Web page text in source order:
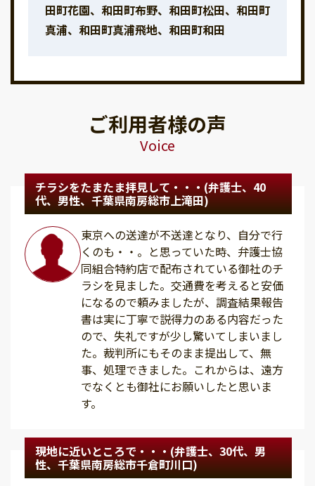
田町花園、和田町布野、和田町松田、和田町
真浦、和田町真浦飛地、和田町和田
ご利用者様の声
Voice
チラシをたまたま拝見して・・・(弁護士、40
代、男性、千葉県南房総市上滝田)
東京への送達が不送達となり、自分で行
くのも・・。と思っていた時、弁護士協
同組合特約店で配布されている御社のチ
ラシを見ました。交通費を考えると安価
になるので頼みましたが、調査結果報告
書は実に丁寧で説得力のある内容だった
ので、失礼ですが少し驚いてしまいまし
た。裁判所にもそのまま提出して、無
事、処理できました。これからは、遠方
でなくとも御社にお願いしたと思いま
す。
現地に近いところで・・・(弁護士、30代、男
性、千葉県南房総市千倉町川口)